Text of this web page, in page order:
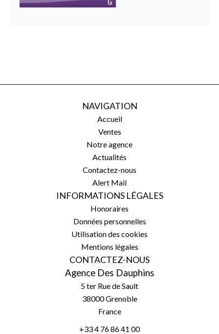
NAVIGATION
Accueil
Ventes
Notre agence
Actualités
Contactez-nous
Alert Mail
INFORMATIONS LÉGALES
Honoraires
Données personnelles
Utilisation des cookies
Mentions légales
CONTACTEZ-NOUS
Agence Des Dauphins
5 ter Rue de Sault
38000Grenoble
France
+33 4 76 86 41 00